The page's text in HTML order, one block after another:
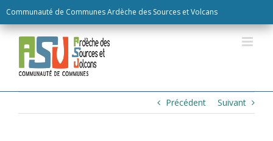
Communauté de Communes Ardèche des Sources et Volcans
to
content
Précédent Suivant